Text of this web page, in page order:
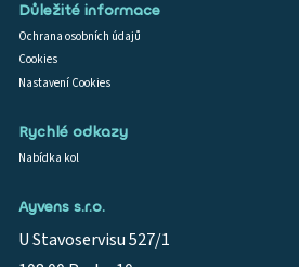
Důležité informace
Ochrana osobních údajů
Cookies
Nastavení Cookies
Rychlé odkazy
Nabídka kol
Ayvens s.r.o.
U Stavoservisu 527/1